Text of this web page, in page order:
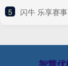
5 闪牛 乐享赛事